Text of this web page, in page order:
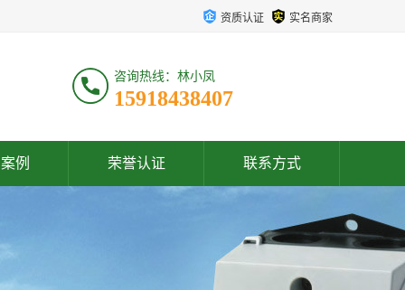
资质认证 实名商家
咨询热线：林小凤
15918438407
例 荣誉认证 联系方式